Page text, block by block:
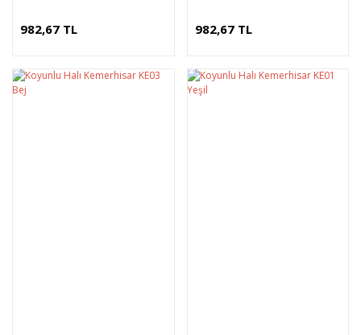
982,67 TL 982,67 TL